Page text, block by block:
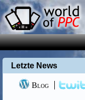
Letzte News
Blog